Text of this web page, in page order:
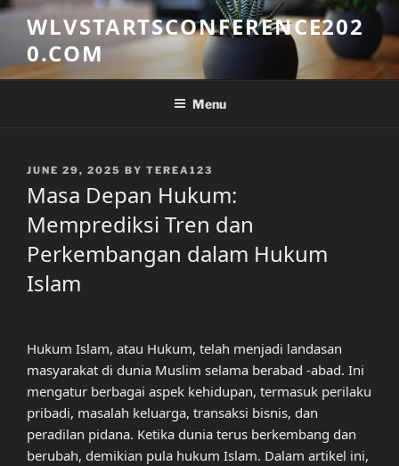
Skip
content
WLVSTARTSCONFERENCE202
0.COM
Menu
POSTED
JUNE 29, 2025 BY TEREA123
Masa Depan Hukum:
Memprediksi Tren dan
Perkembangan dalam Hukum
Islam
Hukum Islam, atau Hukum, telah menjadi landasan
masyarakat di dunia Muslim selama berabad -abad. Ini
mengatur berbagai aspek kehidupan, termasuk perilaku
pribadi, masalah keluarga, transaksi bisnis, dan
peradilan pidana. Ketika dunia terus berkembang dan
berubah, demikian pula hukum Islam. Dalam artikel ini,